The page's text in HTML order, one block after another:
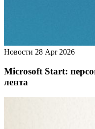
Новости 28 Apr 2026
Microsoft Start:
лента